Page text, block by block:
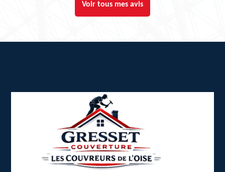
Voir tous mes avis